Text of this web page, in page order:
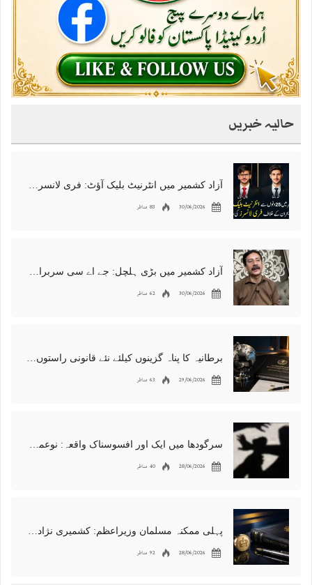
حالیہ خبریں
30/06/2026 83 مناظر
30/06/2026 62 مناظر
29/06/2026 63 مناظر
28/06/2026 40 مناظر
28/06/2026 92 مناظر